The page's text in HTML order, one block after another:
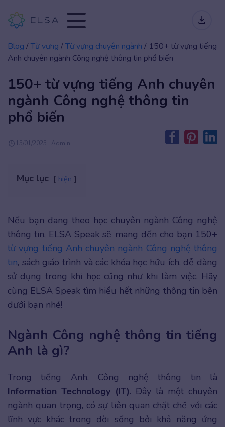
Blog /Từ vựng /Từ vựng chuyên ngành / 150+ từ vựng tiếng
Anh chuyên ngành Công nghệ thông tin phổ biến
150+ từ vựng tiếng Anh chuyên
ngành Công nghệ thông tin
phổ biến
15/01/2025 | Admin
Mục lục hiện
Nếu bạn đang theo học chuyên ngành Công nghệ
thông tin, ELSA Speak sẽ mang đến cho bạn 150+
từ vựng tiếng Anh chuyên ngành Công nghệ thông
tin, sách giáo trình và các khóa học hữu ích, dễ dàng
sử dụng trong khi học cũng như khi làm việc. Hãy
cùng ELSA Speak tìm hiểu hết những thông tin bên
dưới bạn nhé!
Ngành Công nghệ thông tin tiếng
Anh là gì?
Trong tiếng Anh, Công nghệ thông tin là
Information Technology (IT). Đây là một chuyên
ngành quan trọng, có sự liên quan chặt chẽ với các
lĩnh vực khác trong đời sống bởi khả năng ứng